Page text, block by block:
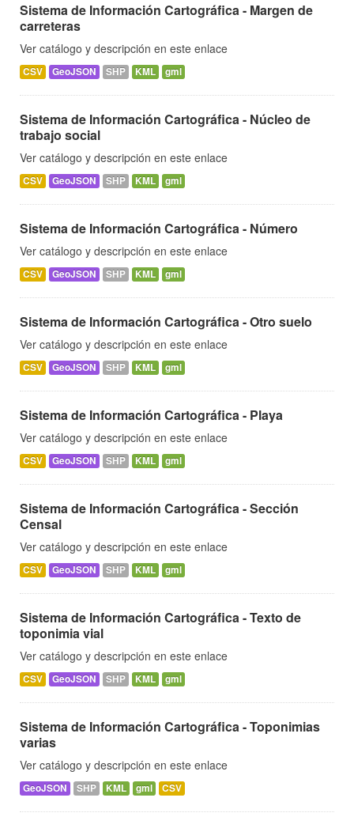
Sistema de Información Cartográfica - Margen de
carreteras
Ver catálogo y descripción en este enlace
CSV GeoJSON SHP KML gml
Sistema de Información Cartográfica - Núcleo de
trabajo social
Ver catálogo y descripción en este enlace
CSV GeoJSON SHP KML gml
Sistema de Información Cartográfica - Número
Ver catálogo y descripción en este enlace
CSV GeoJSON SHP KML gml
Sistema de Información Cartográfica - Otro suelo
Ver catálogo y descripción en este enlace
CSV GeoJSON SHP KML gml
Sistema de Información Cartográfica - Playa
Ver catálogo y descripción en este enlace
CSV GeoJSON SHP KML gml
Sistema de Información Cartográfica - Sección
Censal
Ver catálogo y descripción en este enlace
CSV GeoJSON SHP KML gml
Sistema de Información Cartográfica - Texto de
toponimia vial
Ver catálogo y descripción en este enlace
CSV GeoJSON SHP KML gml
Sistema de Información Cartográfica - Toponimias
varias
Ver catálogo y descripción en este enlace
GeoJSON SHP KML gml CSV